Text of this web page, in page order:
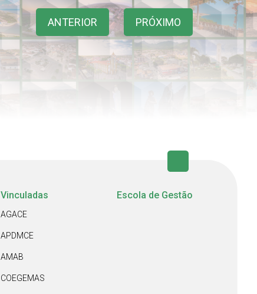
ANTERIOR PRÓXIMO
Vinculadas
AGACE
APDMCE
AMAB
COEGEMAS
Escola de Gestão